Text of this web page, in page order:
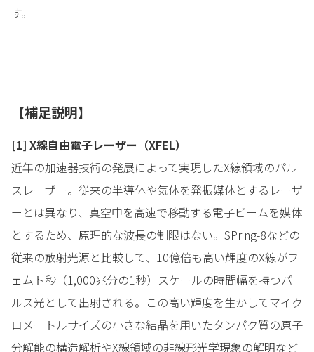
す。
【補足説明】
[1] X線自由電子レーザー（XFEL）
近年の加速器技術の発展によって実現したX線領域のパル
スレーザー。従来の半導体や気体を発振媒体とするレーザ
ーとは異なり、真空中を高速で移動する電子ビームを媒体
とするため、原理的な波長の制限はない。SPring-8などの
従来の放射光源と比較して、10億倍も高い輝度のX線がフ
ェムト秒（1,000兆分の1秒）スケールの時間幅を持つパ
ルス光として出射される。この高い輝度を生かしてマイク
ロメートルサイズの小さな結晶を用いたタンパク質の原子
分解能の構造解析やX線領域の非線形光学現象の解明など